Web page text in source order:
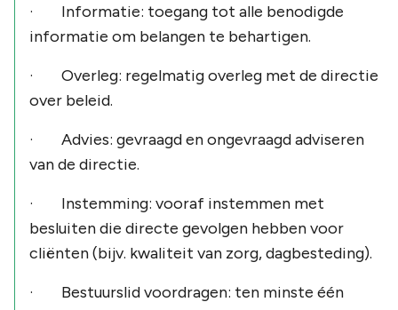
· Informatie: toegang tot alle benodigde
informatie om belangen te behartigen.
· Overleg: regelmatig overleg met de directie
over beleid.
· Advies: gevraagd en ongevraagd adviseren
van de directie.
· Instemming: vooraf instemmen met
besluiten die directe gevolgen hebben voor
cliënten (bijv. kwaliteit van zorg, dagbesteding).
· Bestuurslid voordragen: ten minste één